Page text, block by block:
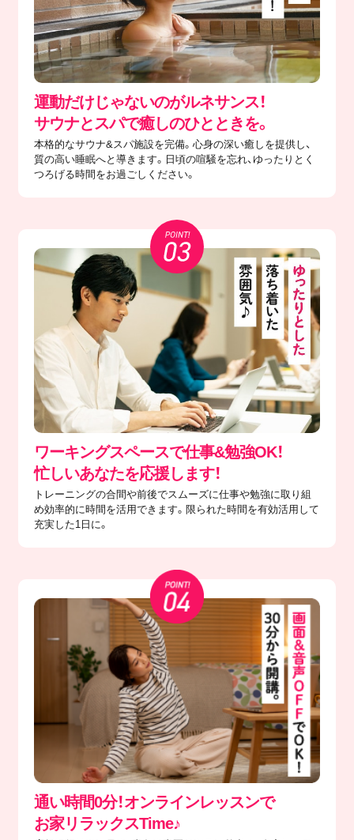
運動だけじゃないのがルネサンス！
サウナとスパで癒しのひとときを。
本格的なサウナ&スパ施設を完備。心身の深い癒しを提供し、
質の高い睡眠へと導きます。日頃の喧騒を忘れ、ゆったりとく
つろげる時間をお過ごしください。
ワーキングスペースで仕事&勉強OK！
忙しいあなたを応援します！
トレーニングの合間や前後でスムーズに仕事や勉強に取り組
め効率的に時間を活用できます。限られた時間を有効活用して
充実した1日に。
通い時間0分！オンラインレッスンで
​お家リラックスTime♪